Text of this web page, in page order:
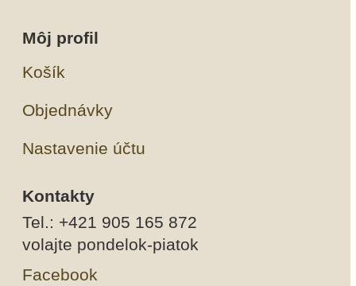
Môj profil
Košík
Objednávky
Nastavenie účtu
Kontakty
Tel.: +421 905 165 872
volajte pondelok-piatok
Facebook